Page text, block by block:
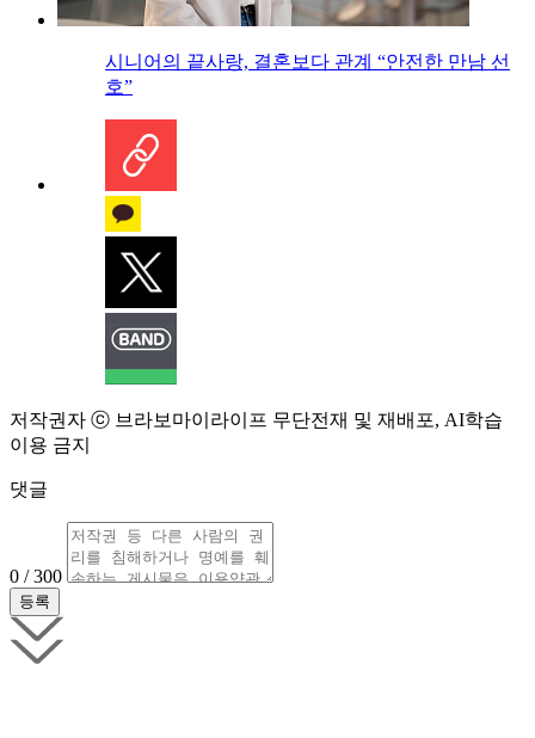
시니어의 끝사랑, 결혼보다 관계 “안전한 만남 선
호”
저작권자 ⓒ 브라보마이라이프 무단전재 및 재배포, AI학습
이용 금지
댓글
0 / 300